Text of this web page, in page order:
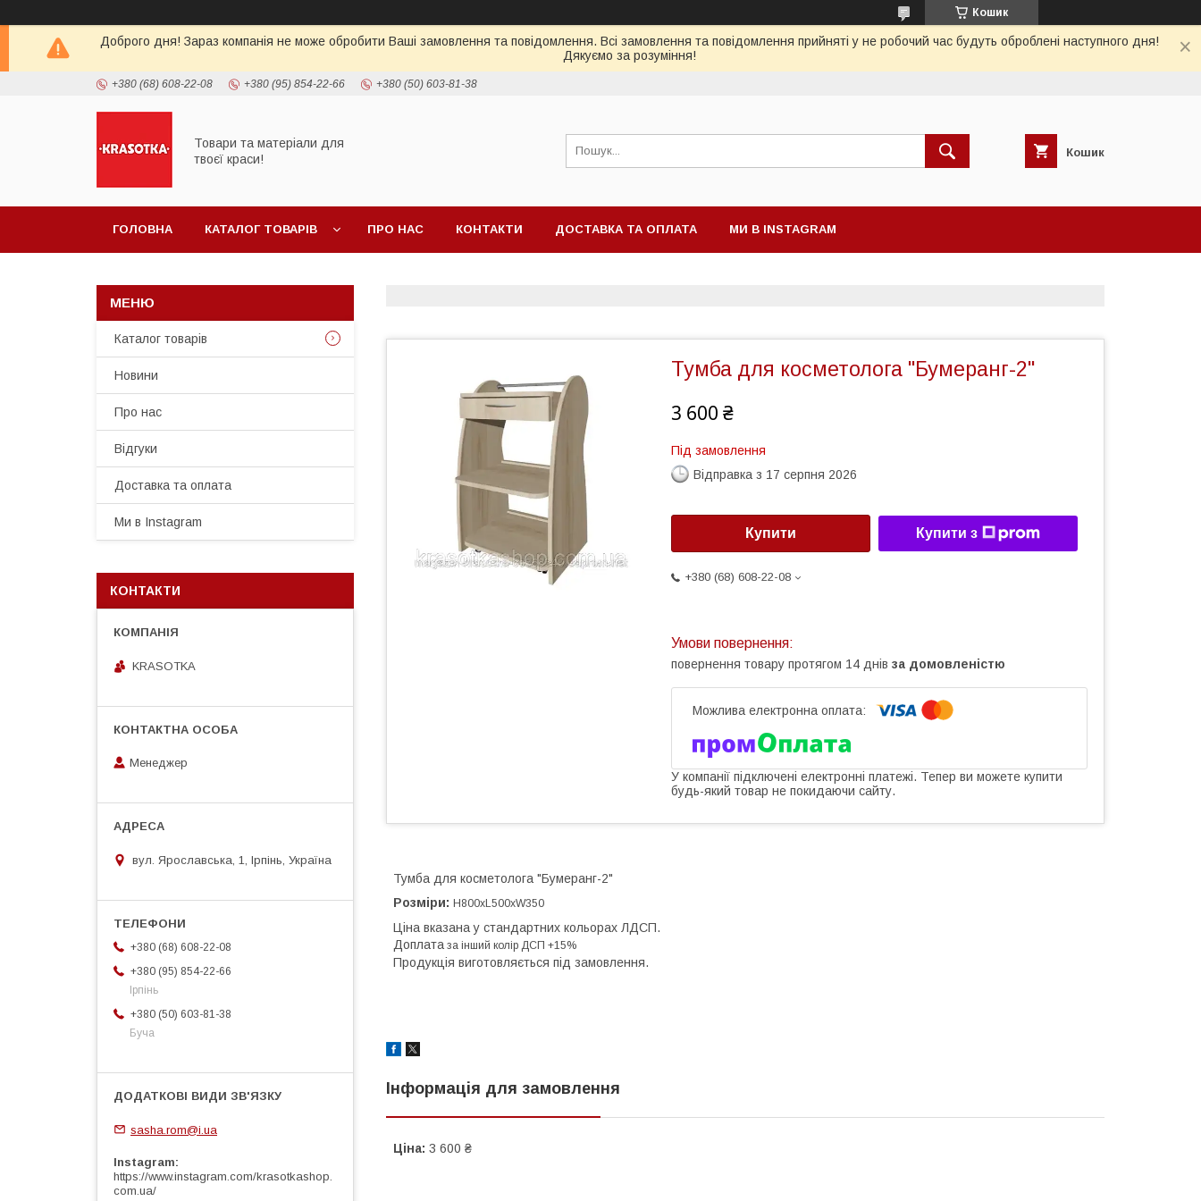
Кошик
Доброго дня! Зараз компанія не може обробити Ваші замовлення та повідомлення. Всі замовлення та повідомлення прийняті у не робочий час будуть оброблені наступного дня!
Дякуємо за розуміння!
+380 (68) 608-22-08 +380 (95) 854-22-66 +380 (50) 603-81-38
Товари та матеріали для
твоєї краси!
Кошик
ГОЛОВНА КАТАЛОГ ТОВАРIВ ПРО НАС КОНТАКТИ ДОСТАВКА ТА ОПЛАТА МИ В INSTAGRAM
Тумба для косметолога "Бумеранг-2"
3 600 ₴
Під замовлення
Відправка з 17 серпня 2026
Купити Купити з
+380 (68) 608-22-08
повернення товару протягом 14 днів за домовленістю
У компанії підключені електронні платежі. Тепер ви можете купити
будь-який товар не покидаючи сайту.
Тумба для косметолога "Бумеранг-2"
Розміри: Н800хL500xW350
Ціна вказана у стандартних кольорах ЛДСП.
Доплата за інший колір ДСП +15%
Продукція виготовляється під замовлення.
Інформація для замовлення
Ціна: 3 600 ₴
Каталог товарiв
Новини
Про нас
Відгуки
Доставка та оплата
Ми в Instagram
КОНТАКТИ
KRASOTKA
Менеджер
вул. Ярославська, 1, Ірпінь, Україна
+380 (68) 608-22-08
+380 (95) 854-22-66
Ірпінь
+380 (50) 603-81-38
Буча
sasha.rom@i.ua
Instagram
https://www.instagram.com/krasotkashop.
com.ua/